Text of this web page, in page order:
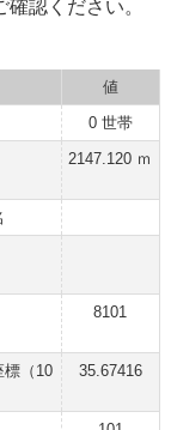
確認ください。
値
0 世帯
2147.120 ｍ
8101
標（10
35.67416